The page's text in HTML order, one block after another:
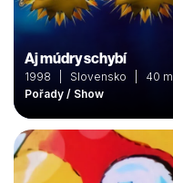
Aj múdry schybí
1998 | Slovensko | 40
Pořady / Show